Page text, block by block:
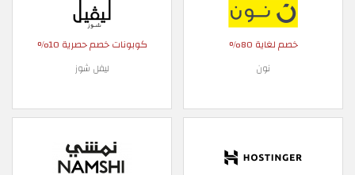
خصم لغاية 80%
نون
كوبونات خصم حصرية 10%
ليفل شوز